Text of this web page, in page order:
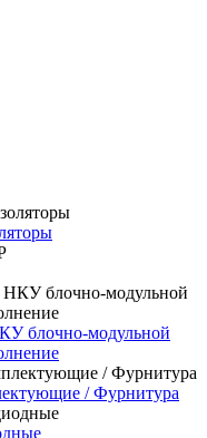
блочно-модульной
/ Фурнитура